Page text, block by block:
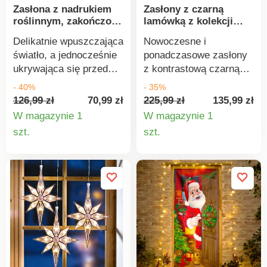
Zasłona z nadrukiem
roślinnym, zakończona
Delikatnie wpuszczająca
światło, a jednocześnie
ukrywająca się przed
ciekawskimi
spojrzeniami z
zewnątrz, zasłona z
nadrukiem roślinnym
jest absolutnie nie do
powieszenia.
Wykończona 8
metalowymi kółkami.
Wykończona obszyciem
po bokach i u dołu.
Sprzedawane
pojedynczo. Aby chronić
środowisko, zalecamy
- 40%
126,99 zł
70,99 zł
W magazynie 1
szt.
Zasłony z czarną
lamówką z kolekcji
Nowoczesne i
ponadczasowe zasłony
z kontrastową czarną
obwódką z kolekcji
Intemporelle. Gotowe do
zawieszenia. Możliwość
dowolnej regulacji w
górnej części podstawy.
kontrastową lamówką. Z
10 metalowymi kółkami i
haczykami do
zawieszenia. Idealnie
opływowy. Sprzedawany
na sztuki.
Wyprodukowano w
Hiszpanii. Standard 100
- 35%
225,99 zł
135,99 zł
W magazynie 1
szt.